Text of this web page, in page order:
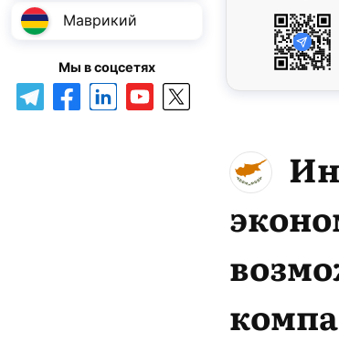
Маврикий
Мы в соцсетях